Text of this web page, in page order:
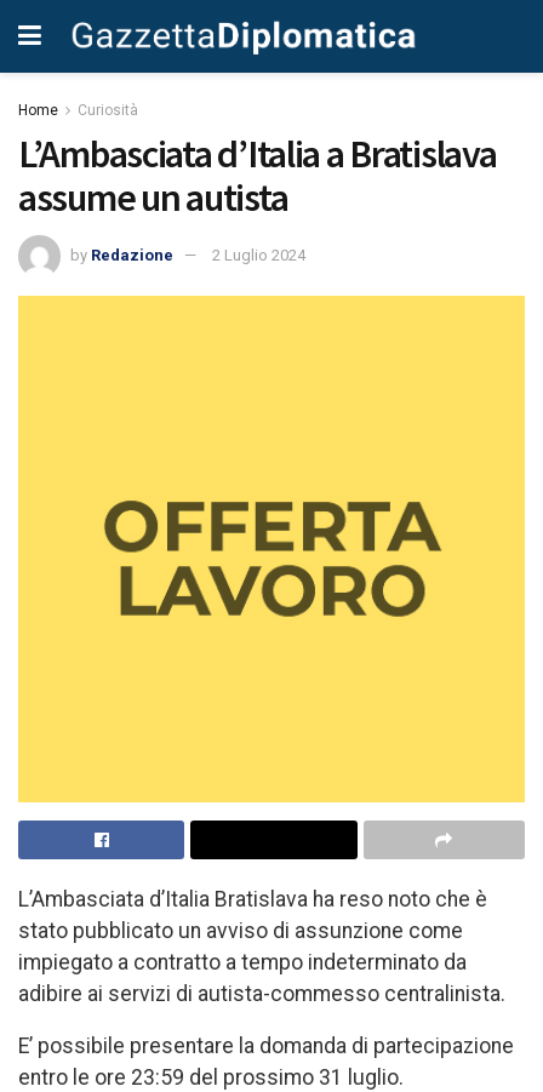
Home Curiosità
L’Ambasciata d’Italia a Bratislava
assume un autista
by Redazione 2 Luglio 2024
L’Ambasciata d’Italia Bratislava ha reso noto che è
stato pubblicato un avviso di assunzione come
impiegato a contratto a tempo indeterminato da
adibire ai servizi di autista-commesso centralinista.
E’ possibile presentare la domanda di partecipazione
entro le ore 23:59 del prossimo 31 luglio.